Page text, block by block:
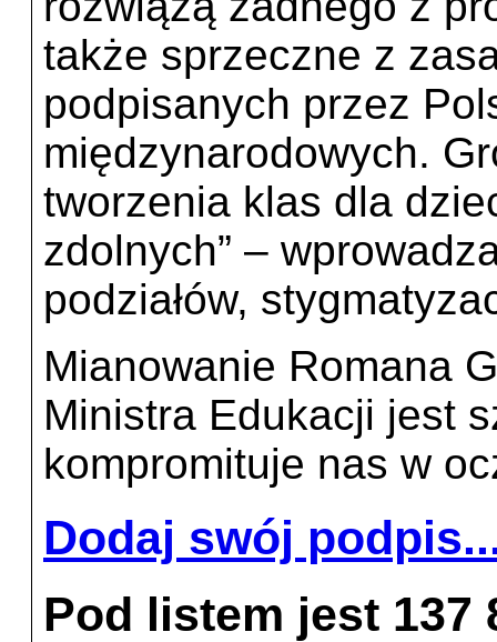
także sprzeczne z
podpisanych przez
międzynarodowych.
tworzenia klas dla
zdolnych” –
podziałów,
Mianowanie Romana
Ministra Edukacji jest
kompromituje nas w
Dodaj swój
Pod listem jest 137